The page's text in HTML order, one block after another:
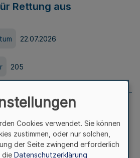
Rettung aus
22.07.2026
205
Nr. 204 vom
Cookies verwendet. Sie können
zustimmen, oder nur solchen,
der Seite zwingend erforderlich
die Datenschutzerklärung